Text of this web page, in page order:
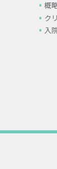
概
ク
入